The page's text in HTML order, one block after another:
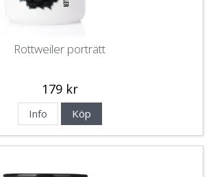
Rottweiler porträtt
179 kr
Info Köp